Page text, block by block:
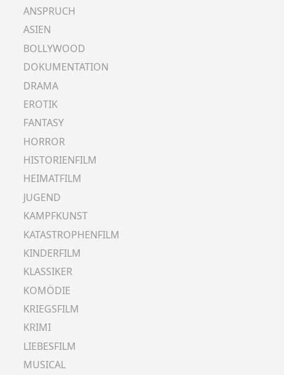
ANSPRUCH
ASIEN
BOLLYWOOD
DOKUMENTATION
DRAMA
EROTIK
FANTASY
HORROR
HISTORIENFILM
HEIMATFILM
JUGEND
KAMPFKUNST
KATASTROPHENFILM
KINDERFILM
KLASSIKER
KOMÖDIE
KRIEGSFILM
KRIMI
LIEBESFILM
MUSICAL